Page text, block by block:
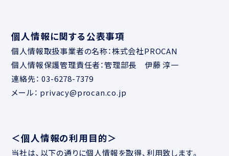
個人情報に関する公表事項
個人情報取扱事業者の名称：株式会社PROCAN
個人情報保護管理責任者：管理部長 伊藤 淳一
連絡先： 03-6278-7379
メール： privacy@procan.co.jp
＜個人情報の利用目的＞
当社は､以下の通りに個人情報を取得、利用致します。